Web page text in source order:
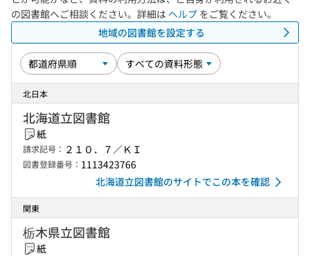
の図書館へご相談ください。詳細は ヘルプ をご覧ください。
地域の図書館を設定する
北日本
北海道立図書館
紙
請求記号： ２１０．７／ＫＩ
図書登録番号： 1113423766
北海道立図書館のサイトでこの本を確認
関東
栃木県立図書館
紙